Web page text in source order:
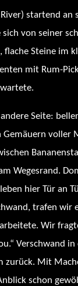
startend an
von seiner
flache Steine im
mit Rum-
Seite:
Gemäuern voller
Wegesrand.
hier Tür an
trafen wir
Wir
Verschwand
zurück. Mit
schon